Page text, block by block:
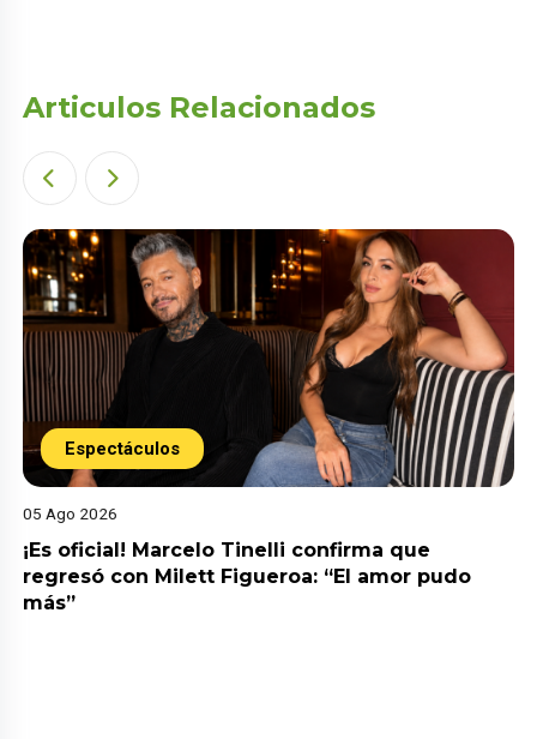
Articulos Relacionados
Espectáculos
05 Ago 2026
¡Es oficial! Marcelo Tinelli confirma que
regresó con Milett Figueroa: “El amor pudo
más”